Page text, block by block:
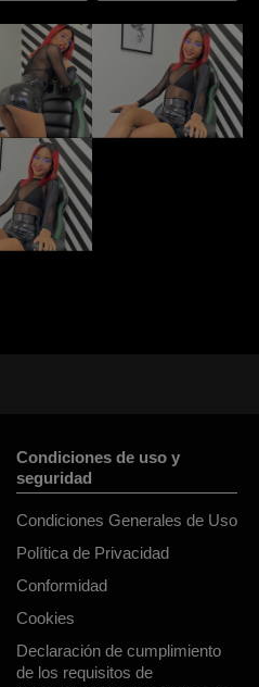
Condiciones de uso y
seguridad
Condiciones Generales de Uso
Política de Privacidad
Conformidad
Cookies
Declaración de cumplimiento
de los requisitos de